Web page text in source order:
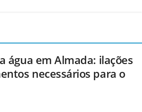
água em Almada: ilações
necessários para o